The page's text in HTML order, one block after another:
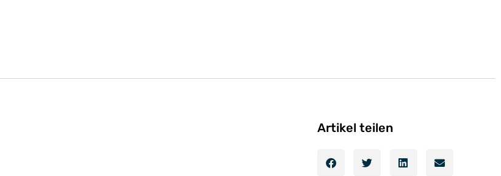
Artikel teilen